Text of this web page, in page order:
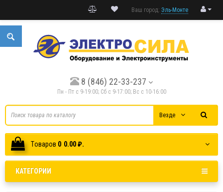
Ваш город: Эль-Монте
8 (846) 22-33-237
Пн - Пт с 9-19:00; Cб с 9-17:00; Вс с 10-16:00
Везде
Tоваров 0 0.00 ₽.
КАТЕГОРИИ